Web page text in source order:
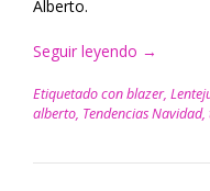
Alberto.
Seguir leyendo
2019/
→
Etiquetado conblazer,
alberto, Tendencias Navidad,